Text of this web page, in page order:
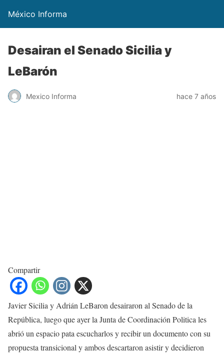
México Informa
Desairan el Senado Sicilia y
LeBarón
Mexico Informa hace 7 años
Compartir
Javier Sicilia y Adrián LeBaron desairaron al Senado de la
República, luego que ayer la Junta de Coordinación Politica les
abrió un espacio pata escucharlos y recibir un documento con su
propuesta transicional y ambos descartaron asistir y decidieron